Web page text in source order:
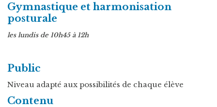
Gymnastique et harmonisation
posturale
les lundis de 10h45 à 12h
Public
Niveau adapté aux possibilités de chaque élève
Contenu